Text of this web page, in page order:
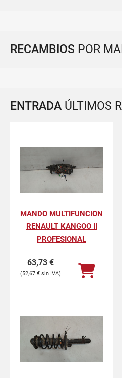
RECAMBIOS POR
ENTRADA ÚLTIMOS
MANDO MULTIFUNCION
RENAULT KANGOO II
PROFESIONAL
63,73 €
52,67 €